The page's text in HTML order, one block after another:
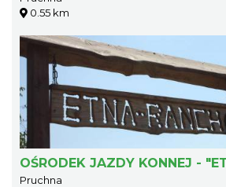
0.55 km
OŚRODEK JAZDY KONNEJ -
Pruchna